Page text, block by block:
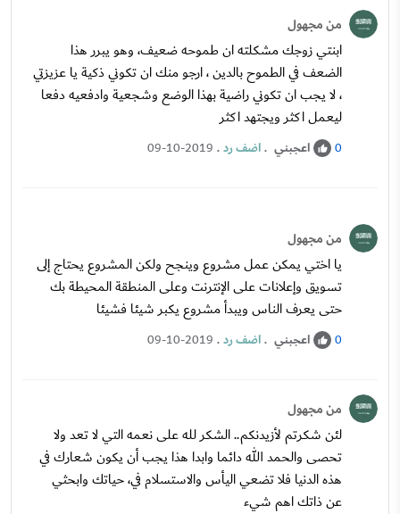
من مجهول
ابنتي زوجك مشكلته ان طموحه ضعيف، وهو يبرر هذا
الضعف في الطموح بالدين ، ارجو منك ان تكوني ذكية يا عزيزتي
، لا يجب ان تكوني راضية بهذا الوضع وشجعية وادفعيه دفعا
ليعمل اكثر ويجتهد اكثر
0 اعجبني .اضف رد.
09-10-2019
من مجهول
يا اختي يمكن عمل مشروع وينجح ولكن المشروع يحتاج إلى
تسويق وإعلانات على الإنترنت وعلى المنطقة المحيطة بك
حتى يعرف الناس ويبدأ مشروع يكبر شيئا فشيئا
0 اعجبني .اضف رد.
09-10-2019
من مجهول
لئن شكرتم لأزيدنكم.. الشكر لله على نعمه التي لا تعد ولا
تحصى والحمد الله دائما وابدا هذا يجب أن يكون شعارك في
هذه الدنيا فلا تضعي اليأس والاستسلام في، حياتك وابحثي
عن ذاتك اهم شيء